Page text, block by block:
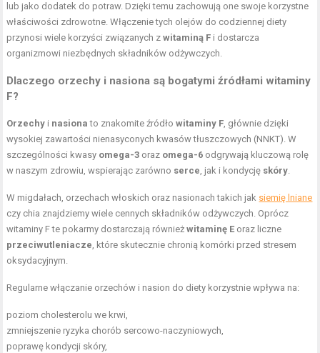
lub jako dodatek do potraw. Dzięki temu zachowują one swoje korzystne
właściwości zdrowotne. Włączenie tych olejów do codziennej diety
przynosi wiele korzyści związanych zwitaminą F i dostarcza
organizmowi niezbędnych składników odżywczych.
Dlaczego orzechy i nasiona są bogatymi źródłami witaminy
F?
Orzechy i nasiona to znakomite źródłowitaminy F, głównie dzięki
wysokiej zawartości nienasyconych kwasów tłuszczowych (NNKT). W
szczególności kwasy omega-3 oraz omega-6 odgrywają kluczową rolę
w naszym zdrowiu, wspierając zarówno serce, jak i kondycję skóry.
W migdałach, orzechach włoskich oraz nasionach takich jak siemię lniane
czy chia znajdziemy wiele cennych składników odżywczych. Oprócz
witaminy F te pokarmy dostarczają równieżwitaminę E oraz liczne
przeciwutleniacze, które skutecznie chronią komórki przed stresem
oksydacyjnym.
Regularne włączanie orzechów i nasion do diety korzystnie wpływa na:
poziom cholesterolu we krwi,
zmniejszenie ryzyka chorób sercowo-naczyniowych,
poprawę kondycji skóry,